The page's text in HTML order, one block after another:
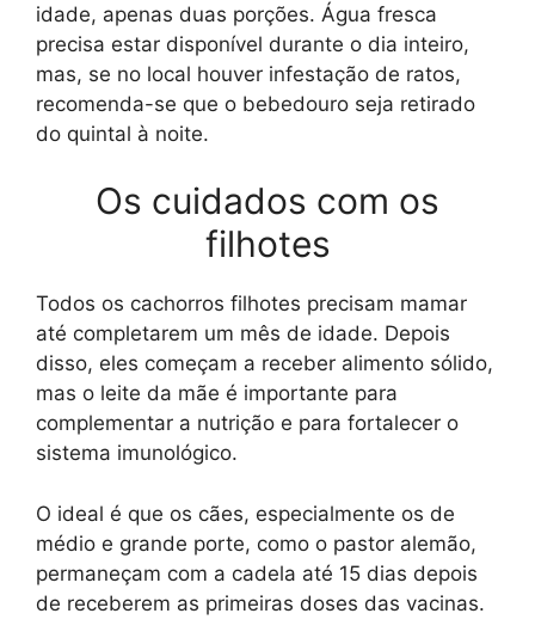
idade, apenas duas porções. Água fresca
precisa estar disponível durante o dia inteiro,
mas, se no local houver infestação de ratos,
recomenda-se que o bebedouro seja retirado
do quintal à noite.
Os cuidados com os
filhotes
Todos os cachorros filhotes precisam mamar
até completarem um mês de idade. Depois
disso, eles começam a receber alimento sólido,
mas o leite da mãe é importante para
complementar a nutrição e para fortalecer o
sistema imunológico.
O ideal é que os cães, especialmente os de
médio e grande porte, como o pastor alemão,
permaneçam com a cadela até 15 dias depois
de receberem as primeiras doses das vacinas.